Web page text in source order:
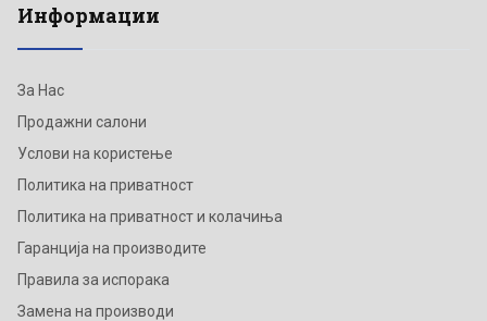
Информации
За Нас
Продажни салони
Услови на користење
Политика на приватност
Политика на приватност и колачиња
Гаранција на производите
Правила за испорака
Замена на производи